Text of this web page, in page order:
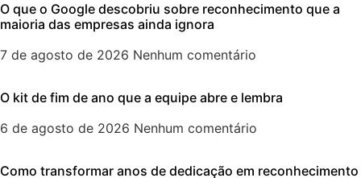
O que o Google descobriu sobre reconhecimento que a
maioria das empresas ainda ignora
7 de agosto de 2026 Nenhum comentário
O kit de fim de ano que a equipe abre e lembra
6 de agosto de 2026 Nenhum comentário
Como transformar anos de dedicação em reconhecimento